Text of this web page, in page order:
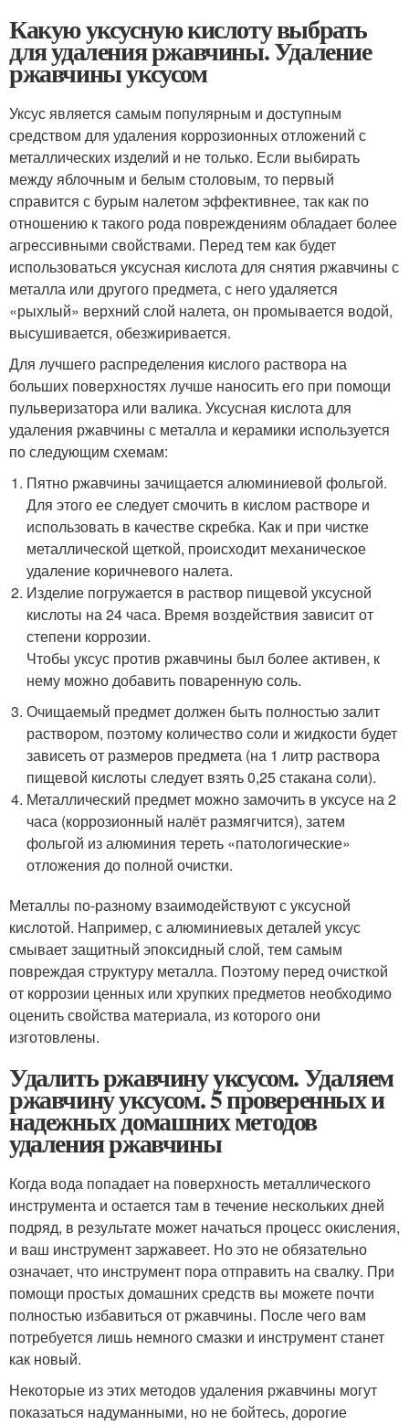
Какую уксусную кислоту выбрать
для удаления ржавчины. Удаление
ржавчины уксусом
Уксус является самым популярным и доступным
средством для удаления коррозионных отложений с
металлических изделий и не только. Если выбирать
между яблочным и белым столовым, то первый
справится с бурым налетом эффективнее, так как по
отношению к такого рода повреждениям обладает более
агрессивными свойствами. Перед тем как будет
использоваться уксусная кислота для снятия ржавчины с
металла или другого предмета, с него удаляется
«рыхлый» верхний слой налета, он промывается водой,
высушивается, обезжиривается.
Для лучшего распределения кислого раствора на
больших поверхностях лучше наносить его при помощи
пульверизатора или валика. Уксусная кислота для
удаления ржавчины с металла и керамики используется
по следующим схемам:
Пятно ржавчины зачищается алюминиевой фольгой.
Для этого ее следует смочить в кислом растворе и
использовать в качестве скребка. Как и при чистке
металлической щеткой, происходит механическое
удаление коричневого налета.
Изделие погружается в раствор пищевой уксусной
кислоты на 24 часа. Время воздействия зависит от
степени коррозии.
Чтобы уксус против ржавчины был более активен, к
нему можно добавить поваренную соль.
Очищаемый предмет должен быть полностью залит
раствором, поэтому количество соли и жидкости будет
зависеть от размеров предмета (на 1 литр раствора
пищевой кислоты следует взять 0,25 стакана соли).
Металлический предмет можно замочить в уксусе на 2
часа (коррозионный налёт размягчится), затем
фольгой из алюминия тереть «патологические»
отложения до полной очистки.
Металлы по-разному взаимодействуют с уксусной
кислотой. Например, с алюминиевых деталей уксус
смывает защитный эпоксидный слой, тем самым
повреждая структуру металла. Поэтому перед очисткой
от коррозии ценных или хрупких предметов необходимо
оценить свойства материала, из которого они
изготовлены.
Удалить ржавчину уксусом. Удаляем
ржавчину уксусом. 5 проверенных и
надежных домашних методов
удаления ржавчины
Когда вода попадает на поверхность металлического
инструмента и остается там в течение нескольких дней
подряд, в результате может начаться процесс окисления,
и ваш инструмент заржавеет. Но это не обязательно
означает, что инструмент пора отправить на свалку. При
помощи простых домашних средств вы можете почти
полностью избавиться от ржавчины. После чего вам
потребуется лишь немного смазки и инструмент станет
как новый.
Некоторые из этих методов удаления ржавчины могут
показаться надуманными, но не бойтесь, дорогие